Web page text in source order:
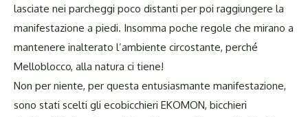
lasciate nei parcheggi poco distanti per poi raggiungere la
manifestazione a piedi. Insomma poche regole che mirano a
mantenere inalterato l’ambiente circostante, perché
Melloblocco, alla natura ci tiene!
Non per niente, per questa entusiasmante manifestazione,
sono stati scelti gli ecobicchieri EKOMON, bicchieri